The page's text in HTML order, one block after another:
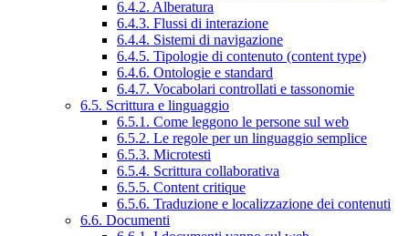
6.4.2. Alberatura
6.4.3. Flussi di interazione
6.4.4. Sistemi di navigazione
6.4.5. Tipologie di contenuto (content type)
6.4.6. Ontologie e standard
6.4.7. Vocabolari controllati e tassonomie
6.5. Scrittura e linguaggio
6.5.1. Come leggono le persone sul web
6.5.2. Le regole per un linguaggio semplice
6.5.3. Microtesti
6.5.4. Scrittura collaborativa
6.5.5. Content critique
6.5.6. Traduzione e localizzazione dei contenuti
6.6. Documenti